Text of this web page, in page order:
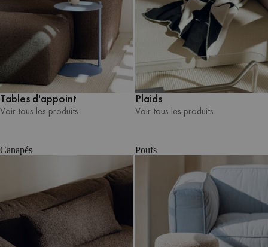
Tables d'appoint
Voir tous les produits
Plaids
Voir tous les produits
Canapés Poufs